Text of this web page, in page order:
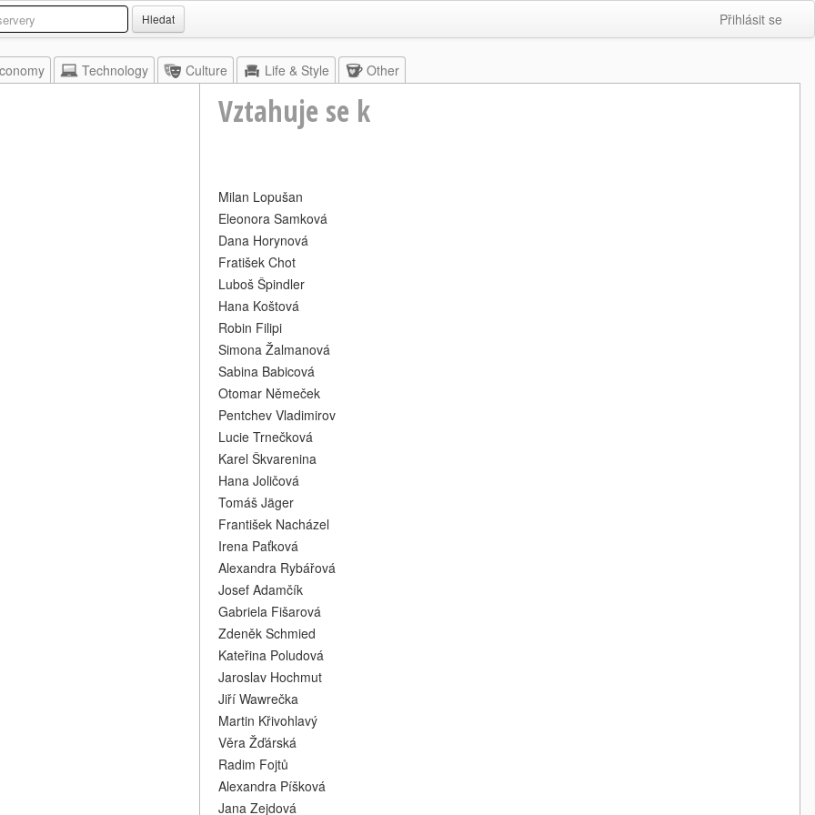
Hledat Přihlásit se
Technology Culture Life & Style Other
Vztahuje se k
Milan Lopušan
Eleonora Samková
Dana Horynová
Fratišek Chot
Luboš Špindler
Hana Koštová
Robin Filipi
Simona Žalmanová
Sabina Babicová
Otomar Němeček
Pentchev Vladimirov
Lucie Trnečková
Karel Škvarenina
Hana Joličová
Tomáš Jäger
František Nacházel
Irena Paťková
Alexandra Rybářová
Josef Adamčík
Gabriela Fišarová
Zdeněk Schmied
Kateřina Poludová
Jaroslav Hochmut
Jiří Wawrečka
Martin Křivohlavý
Věra Žďárská
Radim Fojtů
Alexandra Píšková
Jana Zejdová